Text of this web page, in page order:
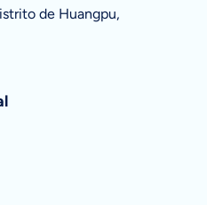
de Huangpu,